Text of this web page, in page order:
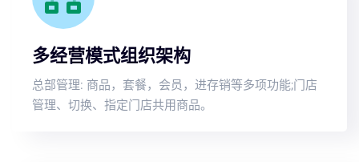
多经营模式组织架构
总部管理: 商品，套餐，会员，进存销等多项功能;门店
管理、切换、指定门店共用商品。